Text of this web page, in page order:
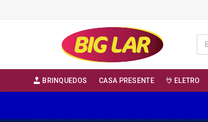
BRINQUEDOS CASA PRESENTE ELETRO